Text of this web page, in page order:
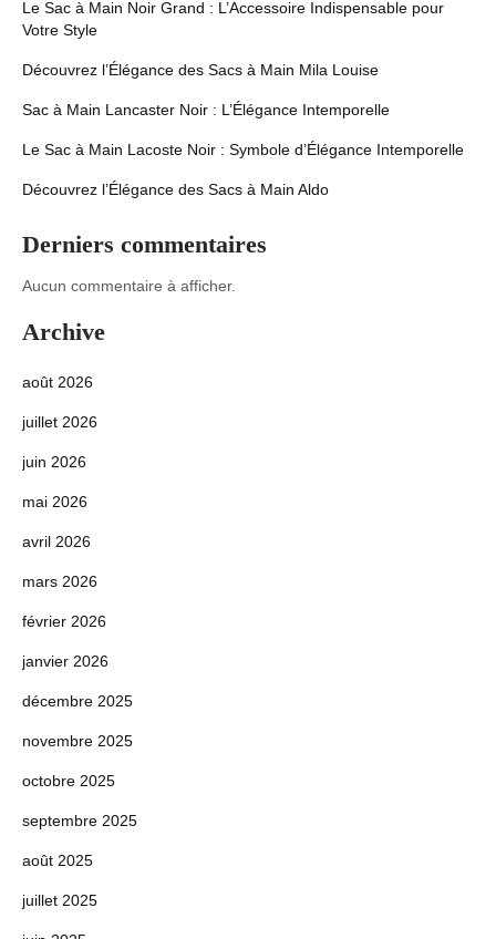
Le Sac à Main Noir Grand : L’Accessoire Indispensable pour
Votre Style
Découvrez l’Élégance des Sacs à Main Mila Louise
Sac à Main Lancaster Noir : L’Élégance Intemporelle
Le Sac à Main Lacoste Noir : Symbole d’Élégance Intemporelle
Découvrez l’Élégance des Sacs à Main Aldo
Derniers commentaires
Aucun commentaire à afficher.
Archive
août 2026
juillet 2026
juin 2026
mai 2026
avril 2026
mars 2026
février 2026
janvier 2026
décembre 2025
novembre 2025
octobre 2025
septembre 2025
août 2025
juillet 2025